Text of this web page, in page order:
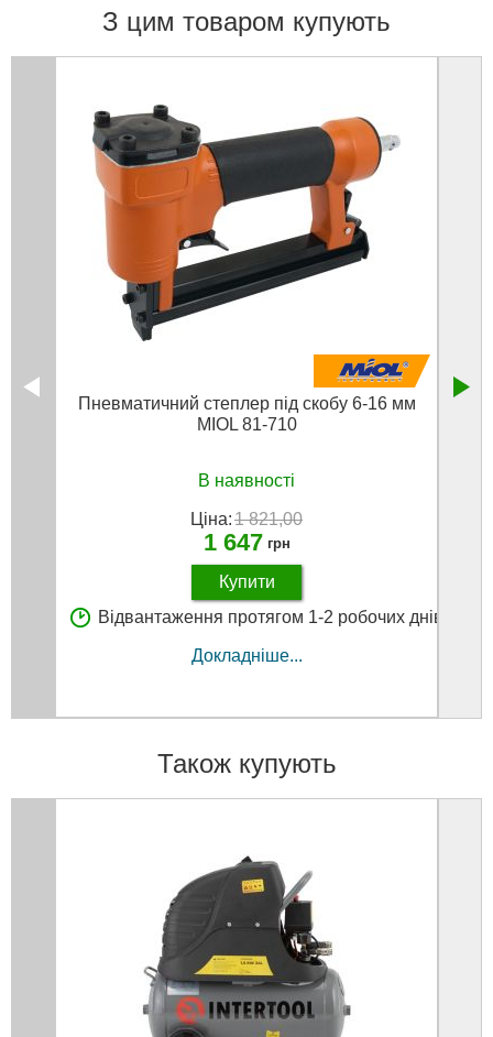
З цим товаром купують
Пневматичний степлер під скобу 6-16 мм
MIOL 81-710
В наявності
Ціна:1 821,00
1 647 грн
Купити
Відвантаження протягом 1-2 робочих днів
Докладніше...
Також купують